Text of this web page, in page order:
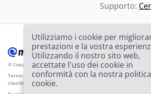
Supporto:
© Copyright 2012-2026 Mailbird™Tutti i diritti riservati.
Termini di servizio Informativa sulla privacy Mappa del sito
clearbit.com
Utilizziamo i cookie per
prestazioni e la vostra
Utilizzando il nostro sito web,
accettate l'uso dei cookie in
conformità con la nostra
cookie.
🎉OFFERTA: Sconto del